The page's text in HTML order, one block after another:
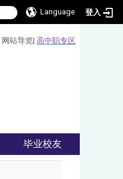
Language 登入
网站导览| 高中职专区
毕业校友